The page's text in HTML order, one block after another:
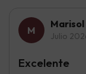
Marisol
Julio
Excelente